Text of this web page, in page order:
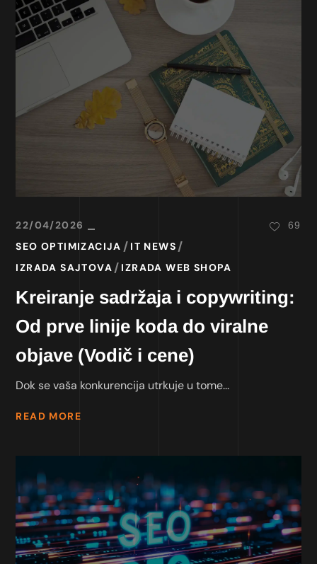
22/04/2026
SEO OPTIMIZACIJA
IT NEWS
IZRADA SAJTOVA
IZRADA WEB SHOPA
69
Kreiranje sadržaja i copywriting:
Od prve linije koda do viralne
objave (Vodič i cene)
Dok se vaša konkurencija utrkuje u tome...
READ MORE